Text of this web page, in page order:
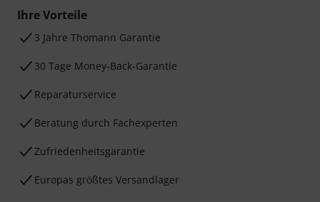
Ihre Vorteile
3 Jahre Thomann Garantie
30 Tage Money-Back-Garantie
Reparaturservice
Beratung durch Fachexperten
Zufriedenheitsgarantie
Europas größtes Versandlager